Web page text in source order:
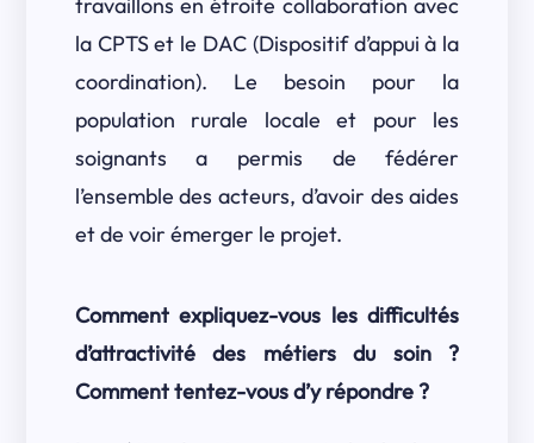
la CPTS et le DAC (Dispositif d’appui à la
coordination). Le besoin pour la
population rurale locale et pour les
soignants a permis de fédérer
l’ensemble des acteurs, d’avoir des aides
et de voir émerger le projet.
Comment expliquez-vous les difficultés
d’attractivité des métiers du soin ?
Comment tentez-vous d’y répondre ?